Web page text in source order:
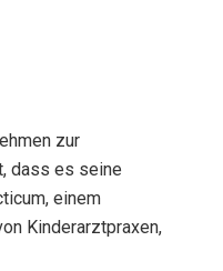
zur
dass es seine
einem
Kinderarztpraxen,